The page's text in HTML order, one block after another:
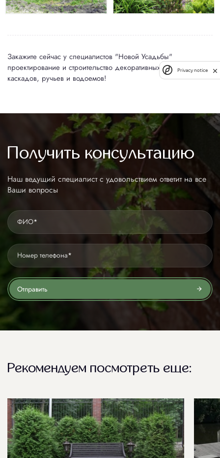
Закажите сейчас у специалистов "Новой Усадьбы"
проектирование и строительство декоративных водных
каскадов, ручьев и водоемов!
Получить консультацию
Наш ведущий специалист с удовольствием ответит на все
Ваши вопросы
ФИО*
Номер телефона*
Отправить
Рекомендуем посмотреть еще:
Privacy notice